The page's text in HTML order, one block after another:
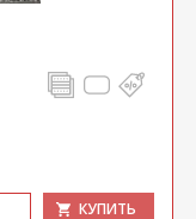
КУПИТЬ